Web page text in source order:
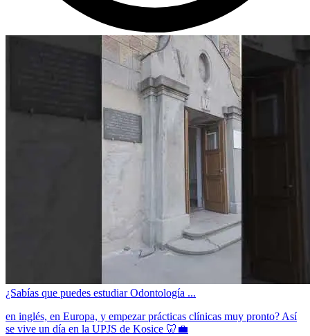
¿Sabías que puedes estudiar Odontología ...
en inglés, en Europa, y empezar prácticas clínicas muy pronto? Así
se vive un día en la UPJS de Kosice 🦷💼